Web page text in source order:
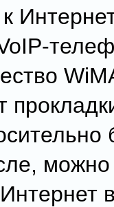
можно